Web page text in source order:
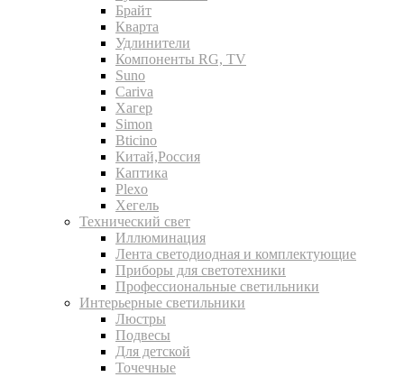
Брайт
Кварта
Удлинители
Компоненты RG, TV
Suno
Cariva
Хагер
Simon
Bticino
Китай,Россия
Каптика
Plexo
Хегель
Технический свет
Иллюминация
Лента светодиодная и комплектующие
Приборы для светотехники
Профессиональные светильники
Интерьерные светильники
Люстры
Подвесы
Для детской
Точечные